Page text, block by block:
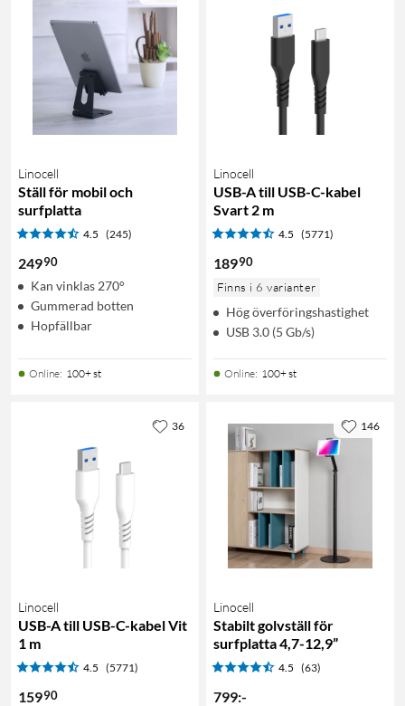
Linocell
Ställ för mobil och
surfplatta
4.5 (245)
24990
Kan vinklas 270°
Gummerad botten
Hopfällbar
Online: 100+ st
Linocell
USB-A till USB-C-kabel
Svart 2 m
4.5 (5771)
18990
Finns i 6 varianter
Hög överföringshastighet
USB 3.0 (5 Gb/s)
Online: 100+ st
Linocell
USB-A till USB-C-kabel Vit
1 m
4.5 (5771)
15990
36
Linocell
Stabilt golvställ för
surfplatta 4,7-12,9”
4.5 (63)
799:-
146